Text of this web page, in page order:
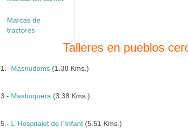
Marcas de
tractores
Talleres en pueblos
1.- Masriudoms(1.38 Kms.)
3.- Masboquera (3.38 Kms.)
5.- L´Hospitalet de l´Infant(5.51 Kms.)